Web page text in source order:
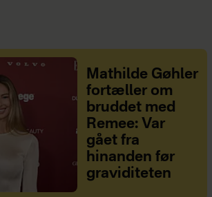
Mathilde Gøhler
fortæller om
bruddet med
Remee: Var
gået fra
hinanden før
graviditeten